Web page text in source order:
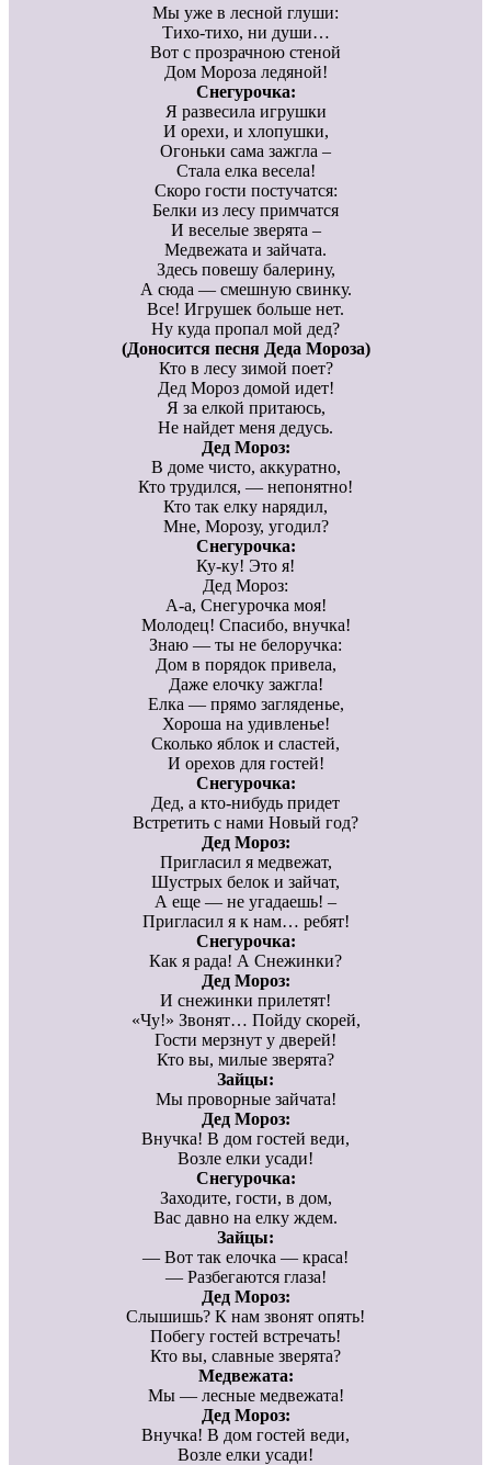
Мы уже в лесной глуши:
Тихо-тихо, ни души…
Вот с прозрачною стеной
Дом Мороза ледяной!
Снегурочка:
Я развесила игрушки
И орехи, и хлопушки,
Огоньки сама зажгла –
Стала елка весела!
Скоро гости постучатся:
Белки из лесу примчатся
И веселые зверята –
Медвежата и зайчата.
Здесь повешу балерину,
А сюда — смешную свинку.
Все! Игрушек больше нет.
Ну куда пропал мой дед?
(Доносится песня Деда Мороза)
Кто в лесу зимой поет?
Дед Мороз домой идет!
Я за елкой притаюсь,
Не найдет меня дедусь.
Дед Мороз:
В доме чисто, аккуратно,
Кто трудился, — непонятно!
Кто так елку нарядил,
Мне, Морозу, угодил?
Снегурочка:
Ку-ку! Это я!
Дед Мороз:
А-а, Снегурочка моя!
Молодец! Спасибо, внучка!
Знаю — ты не белоручка:
Дом в порядок привела,
Даже елочку зажгла!
Елка — прямо загляденье,
Хороша на удивленье!
Сколько яблок и сластей,
И орехов для гостей!
Снегурочка:
Дед, а кто-нибудь придет
Встретить с нами Новый год?
Дед Мороз:
Пригласил я медвежат,
Шустрых белок и зайчат,
А еще — не угадаешь! –
Пригласил я к нам… ребят!
Снегурочка:
Как я рада! А Снежинки?
Дед Мороз:
И снежинки прилетят!
«Чу!» Звонят… Пойду скорей,
Гости мерзнут у дверей!
Кто вы, милые зверята?
Зайцы:
Мы проворные зайчата!
Дед Мороз:
Внучка! В дом гостей веди,
Возле елки усади!
Снегурочка:
Заходите, гости, в дом,
Вас давно на елку ждем.
Зайцы:
— Вот так елочка — краса!
— Разбегаются глаза!
Дед Мороз:
Слышишь? К нам звонят опять!
Побегу гостей встречать!
Кто вы, славные зверята?
Медвежата:
Мы — лесные медвежата!
Дед Мороз:
Внучка! В дом гостей веди,
Возле елки усади!